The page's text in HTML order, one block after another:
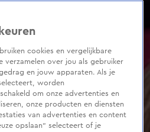
cookies en vergelijkbare
verzamelen over jou als gebruiker
en jouw apparaten. Als je
worden
om onze advertenties en
onze producten en diensten
van advertenties en content
opslaan” selecteert of je